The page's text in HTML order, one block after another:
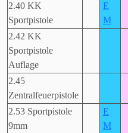
2.40 KK
Sportpistole
E
M
2.42 KK
Sportpistole
Auflage
2.45
Zentralfeuerpistole
2.53 Sportpistole
9mm
E
M